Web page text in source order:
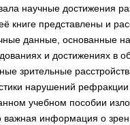
научные достижения
книге представлены и
данные, основанные
и достижениях в
зрительные
нарушений
учебном пособии
важная информация о